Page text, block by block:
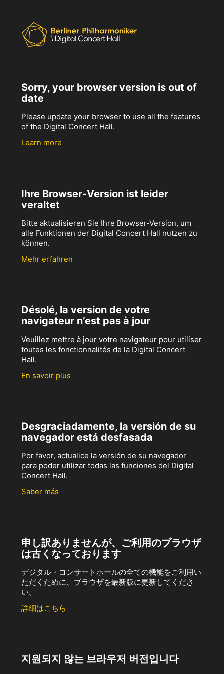
Sorry, your browser version is out of
date
Please update your browser to use all the features
of the Digital Concert Hall.
Learn more
Ihre Browser-Version ist leider
veraltet
Bitte aktualisieren Sie Ihre Browser-Version, um
alle Funktionen der Digital Concert Hall nutzen zu
können.
Mehr erfahren
Désolé, la version de votre
navigateur n’est pas à jour
Veuillez mettre à jour votre navigateur pour utiliser
toutes les fonctionnalités de la Digital Concert
Hall.
En savoir plus
Desgraciadamente, la versión de su
navegador está desfasada
Por favor, actualice la versión de su navegador
para poder utilizar todas las funciones del Digital
Concert Hall.
Saber más
申し訳ありませんが、ご利用のブラウザ
は古くなっております
デジタル・コンサートホールの全ての機能をご利用い
ただくために、ブラウザを最新版に更新してくださ
い。
詳細はこちら
지원되지 않는 브라우저 버전입니다